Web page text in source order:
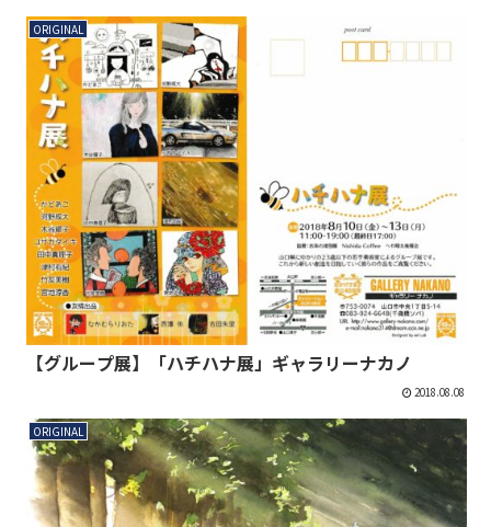
ORIGINAL
【グループ展】「ハチハナ展」ギャラリーナカノ
2018.08.08
ORIGINAL